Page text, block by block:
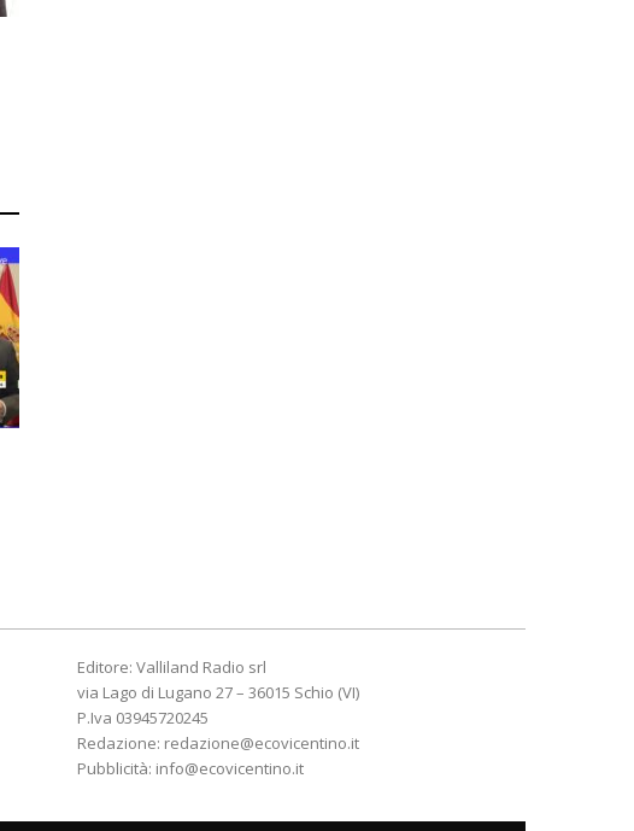
Editore: Valliland Radio srl
via Lago di Lugano 27 – 36015 Schio (VI)
P.Iva 03945720245
Redazione: redazione@ecovicentino.it
Pubblicità: info@ecovicentino.it